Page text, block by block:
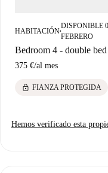
HABITACIÓN■
DISPONIBLE
FEBRERO
Bedroom 4 - double bed
375 €/al mes
lock FIANZA PROTEGIDA
Hemos verificado esta